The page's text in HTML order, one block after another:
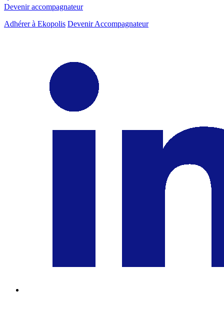
Devenir accompagnateur
Adhérer à Ekopolis Devenir Accompagnateur